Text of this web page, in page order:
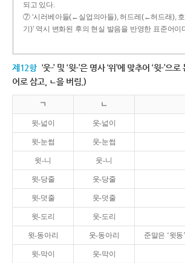
되고 있다.
⑦ ‘시러베아들(←실업의아들), 허드레(←허드래),
기)’ 역시 변화된 후의 현실 발음을 반영한 표준어이
제12항 ‘웃-’ 및 ‘윗-’은 명사 ‘위’에 맞추어 ‘윗-’으
어로 삼고, ㄴ을 버림.)
ㄱ ㄴ
윗-넓이 웃-넓이
윗-눈썹 웃-눈썹
윗-니 웃-니
윗-당줄 웃-당줄
윗-덧줄 웃-덧줄
윗-도리 웃-도리
윗-동아리 웃-동아리 준말은 ‘윗동
윗-막이 웃-막이